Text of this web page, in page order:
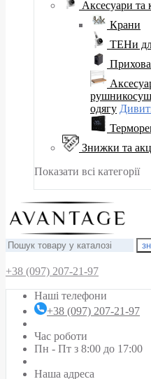
Аксесуари та
Крани
ТЕНи
одягу
Знижки та
Показати всі категорії
+38 (097) 207-21-97
Наші телефони
+38 (097) 207-21-97
Час роботи
Пн - Пт з 8:00 до 17:00
Наша адреса